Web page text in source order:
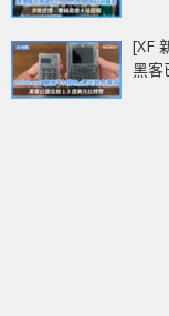
[XF
黑客